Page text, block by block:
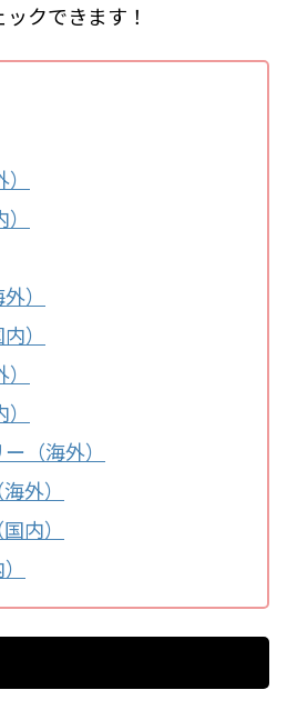
クできます！
）
）
（海外）
外）
内）